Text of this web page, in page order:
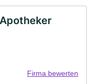
Firma bewerten